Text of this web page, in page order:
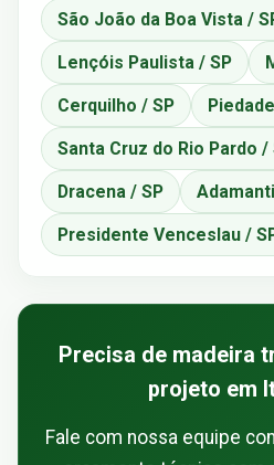
São João da Boa Vista /
Lençóis Paulista / SP
Cerquilho / SP
Santa Cruz do Rio Pardo /
Dracena / SP
Presidente Venceslau /
Precisa de madeira
projeto em
Fale com nossa equipe